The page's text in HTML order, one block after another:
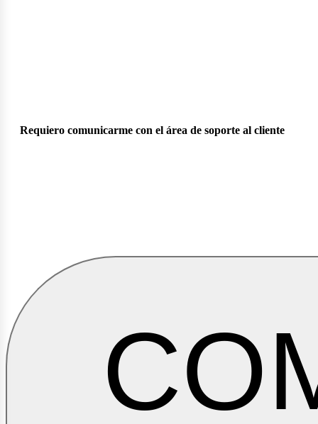
Requiero comunicarme con el área de soporte al cliente